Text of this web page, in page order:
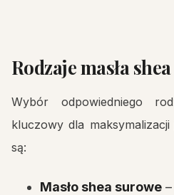
Rodzaje masła shea
Wybór odpowiedniego
kluczowy dla
są:
Masło shea surowe